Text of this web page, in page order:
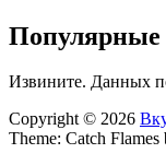
Популярные
Извините. Данных
Copyright © 2026
Theme: Catch Flames